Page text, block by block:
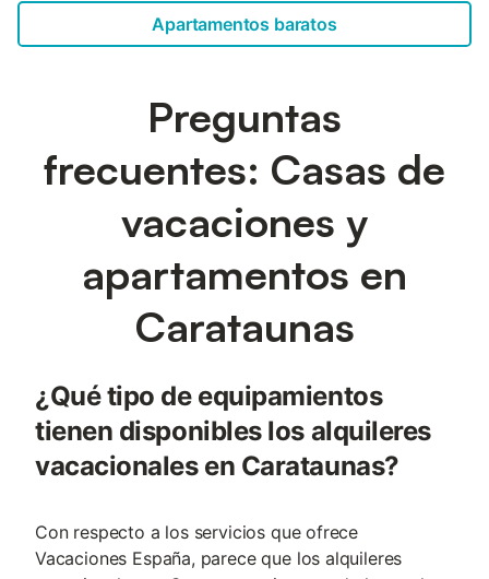
Apartamentos baratos
Preguntas
frecuentes: Casas de
vacaciones y
apartamentos en
Carataunas
¿Qué tipo de equipamientos
tienen disponibles los alquileres
vacacionales en Carataunas?
Con respecto a los servicios que ofrece
Vacaciones España, parece que los alquileres